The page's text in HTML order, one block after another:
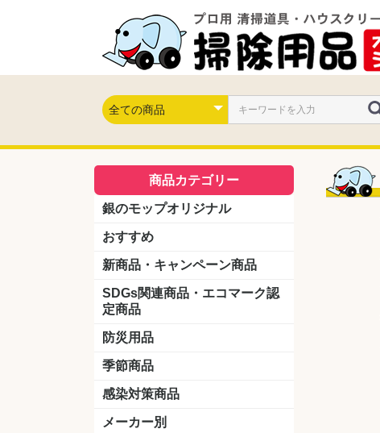
商品カテゴリー
銀のモップオリジナル
おすすめ
新商品・キャンペーン商品
キャンペーン商品
新製品
SDGs関連商品・エコマーク認
定商品
防災用品
季節商品
感染対策商品
おう吐物
除菌洗剤
うがい薬
マスク
手洗い石鹸
手指消毒
手袋
メーカー別